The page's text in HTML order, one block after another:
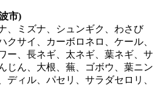
市)
、ミズナ、シュンギク、わさび
クサイ、カーボロネロ、ケール、
ー、長ネギ、太ネギ、葉ネギ、サ
じん、大根、蕪、ゴボウ、葉ニン
ディル、パセリ、サラダセロリ、